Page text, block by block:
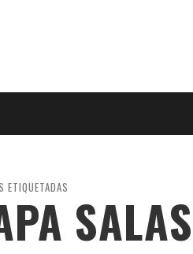
DE DISCOS
/ REPORTAJES
ETIQUETADAS
SALAS